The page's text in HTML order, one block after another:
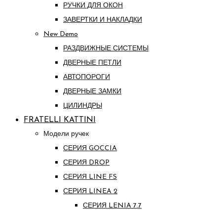
РУЧКИ ДЛЯ ОКОН
ЗАВЕРТКИ И НАКЛАДКИ
New Demo
РАЗДВИЖНЫЕ СИСТЕМЫ
ДВЕРНЫЕ ПЕТЛИ
АВТОПОРОГИ
ДВЕРНЫЕ ЗАМКИ
ЦИЛИНДРЫ
FRATELLI KATTINI
Модели ручек
СЕРИЯ GOCCIA
СЕРИЯ DROP
СЕРИЯ LINE FS
СЕРИЯ LINEA 2
СЕРИЯ LENIA 7.7